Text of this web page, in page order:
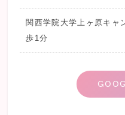
関西学院大学上ヶ原キャ
歩1分